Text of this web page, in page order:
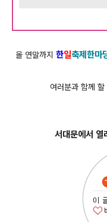
올 연말까지 한일축제한마
여러분과 함께
서대문에서